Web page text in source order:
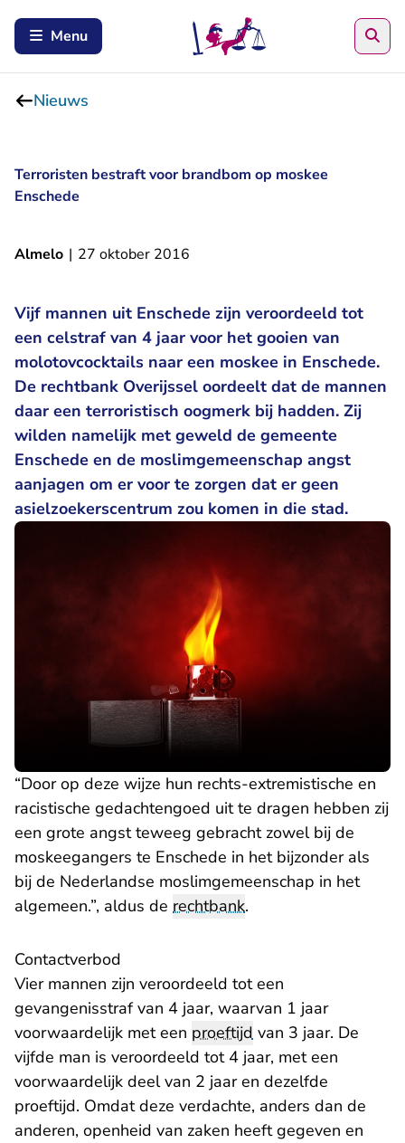
Menu
Nieuws
Terroristen bestraft voor brandbom op moskee
Enschede
Almelo | 27 oktober 2016
Vijf mannen uit Enschede zijn veroordeeld tot
een celstraf van 4 jaar voor het gooien van
molotovcocktails naar een moskee in Enschede.
De rechtbank Overijssel oordeelt dat de mannen
daar een terroristisch oogmerk bij hadden. Zij
wilden namelijk met geweld de gemeente
Enschede en de moslimgemeenschap angst
aanjagen om er voor te zorgen dat er geen
asielzoekerscentrum zou komen in die stad.
“Door op deze wijze hun rechts-extremistische en
racistische gedachtengoed uit te dragen hebben zij
een grote angst teweeg gebracht zowel bij de
moskeegangers te Enschede in het bijzonder als
bij de Nederlandse moslimgemeenschap in het
algemeen.”, aldus de rechtbank.
Contactverbod
Vier mannen zijn veroordeeld tot een
gevangenisstraf van 4 jaar, waarvan 1 jaar
voorwaardelijk met een proeftijd van 3 jaar. De
vijfde man is veroordeeld tot 4 jaar, met een
voorwaardelijk deel van 2 jaar en dezelfde
proeftijd. Omdat deze verdachte, anders dan de
anderen, openheid van zaken heeft gegeven en